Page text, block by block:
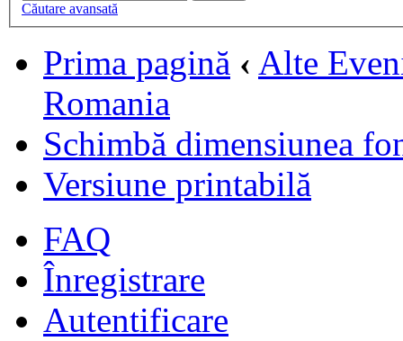
Căutare avansată
Prima pagină ‹ Alte
Romania
Schimbă dimensiunea
Versiune printabilă
FAQ
Înregistrare
Autentificare